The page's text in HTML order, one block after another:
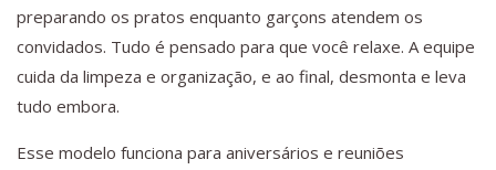
preparando os pratos enquanto garçons atendem os
convidados. Tudo é pensado para que você relaxe. A equipe
cuida da limpeza e organização, e ao final, desmonta e leva
tudo embora.
Esse modelo funciona para aniversários e reuniões